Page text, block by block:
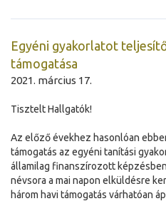
Egyéni gyakorlatot
támogatása
2021. március 17.
Tisztelt Hallgatók!
Az előző évekhez hasonlóan
támogatás az egyéni tanítási
államilag finanszírozott
névsora a mai napon elküldésre
három havi támogatás várhatóan